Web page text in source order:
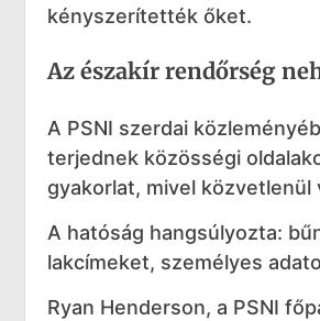
kényszerítették őket.
Az északír rendőrség
A PSNI szerdai
terjednek közösségi
gyakorlat, mivel
A hatóság hangsúlyozta:
lakcímeket, személyes
Ryan Henderson, a PSNI